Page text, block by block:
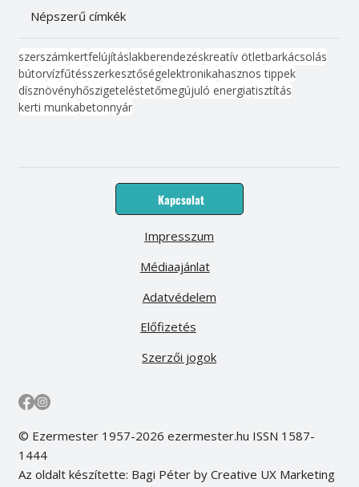
Népszerű címkék
szerszámkertfelújításlakberendezéskreatív ötletbarkácsolás
bútorvízfűtésszerkesztőségelektronikahasznos tippek
dísznövényhőszigeteléstetőmegújuló energiatisztítás
kerti munkabetonnyár
Kapcsolat
Médiaajánlat
Előfizetés
Impresszum
Adatvédelem
Szerzői jogok
© Ezermester 1957-2026 ezermester.hu ISSN 1587-
1444
Az oldalt készítette: Bagi Péter by Creative UX Marketing